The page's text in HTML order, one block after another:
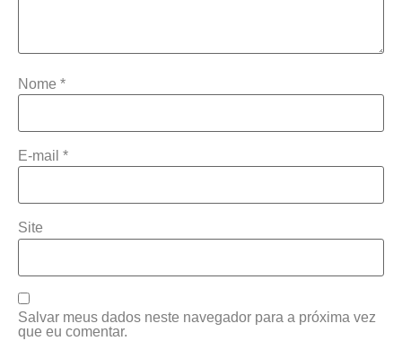
Nome *
E-mail *
Site
Salvar meus dados neste navegador para a próxima vez
que eu comentar.